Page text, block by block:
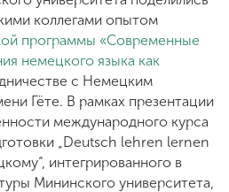
коллегами опытом
программы «Современные
немецкого языка как
с Немецким
Гёте. В рамках презентации
международного курса
„Deutsch lehren lernen
интегрированного в
Мининского университета,